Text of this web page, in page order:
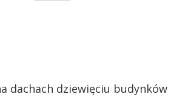
dachach dziewięciu budynków